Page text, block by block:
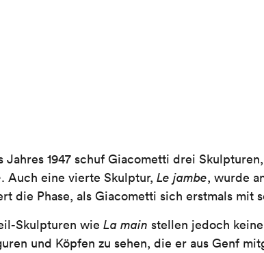
Jahres 1947 schuf Giacometti drei
. Auch eine vierte Skulptur, Le jambe, wurde
die Phase, als Giacometti sich erstmals
Skulpturen wie La main stellen jedoch
und Köpfen zu sehen, die er aus Genf